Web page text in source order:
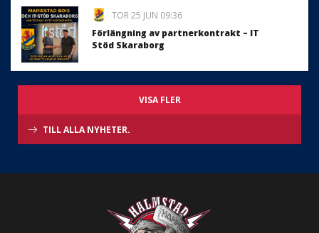
TOR 25 JUN 09:36
Förlängning av partnerkontrakt – IT
Stöd Skaraborg
VISA FLER
TILL ALLA NYHETER.